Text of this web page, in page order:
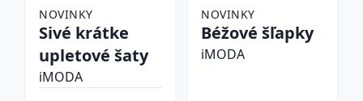
NOVINKY
Sivé krátke
upletové šaty
iMODA
NOVINKY
Béžové šľapky
iMODA